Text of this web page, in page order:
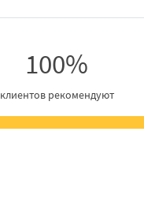
100%
клиентов рекомендуют